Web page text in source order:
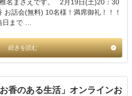
名まさえです。 2月19日(土)20：30
お話会(無料) 10名様！満席御礼！！！
日まで …
続きを読む
香のある生活」オンラインお